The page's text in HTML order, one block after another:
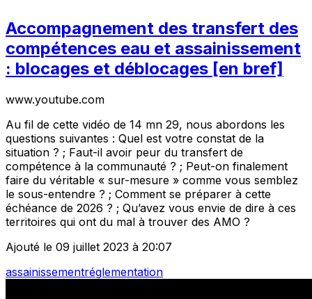
Accompagnement des transfert des
compétences eau et assainissement
: blocages et déblocages [en bref]
www.youtube.com
Au fil de cette vidéo de 14 mn 29, nous abordons les
questions suivantes : Quel est votre constat de la
situation ? ; Faut-il avoir peur du transfert de
compétence à la communauté ? ; Peut-on finalement
faire du véritable « sur-mesure » comme vous semblez
le sous-entendre ? ; Comment se préparer à cette
échéance de 2026 ? ; Qu’avez vous envie de dire à ces
territoires qui ont du mal à trouver des AMO ?
Ajouté le 09 juillet 2023 à 20:07
assainissementréglementation